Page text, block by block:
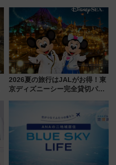
14日から 新車両「トキイロ」体
験ブースも アクセスや申込方法
を解説
2026夏の旅行はJALがお得！東
京ディズニーシー完全貸切パー
線に2回搭乗」